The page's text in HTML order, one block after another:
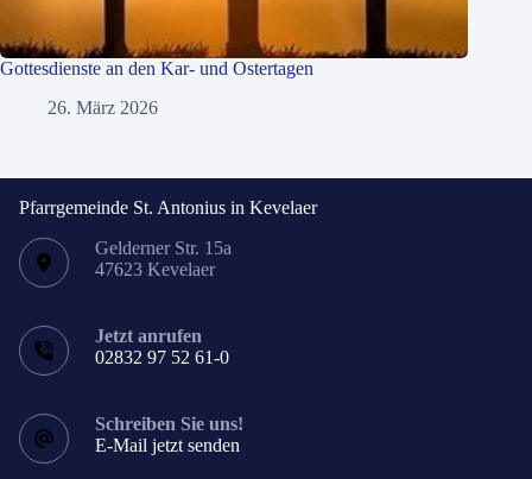
Gottesdienste an den Kar- und Ostertagen
26. März 2026
Pfarrgemeinde St. Antonius in Kevelaer
Gelderner Str. 15a
47623 Kevelaer
Jetzt anrufen
02832 97 52 61-0
Schreiben Sie uns!
E-Mail jetzt senden